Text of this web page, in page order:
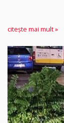
citește mai mult »